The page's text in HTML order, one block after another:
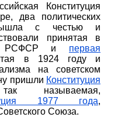
Конституция
два политических
с честью и
принятая в
РСФСР и первая
в 1924 году и
на советском
пришли Конституция
1977 года,
Союза.